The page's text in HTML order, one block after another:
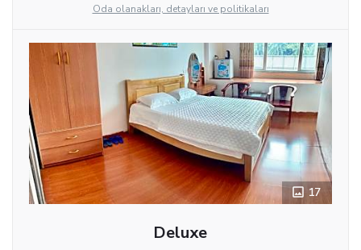
Oda olanakları, detayları ve politikaları
17
Deluxe